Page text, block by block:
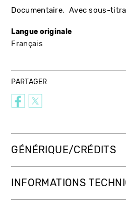
Documentaire Avec sous-
Langue originale
Français
PARTAGER
GÉNÉRIQUE/CRÉDITS
INFORMATIONS